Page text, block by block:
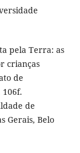
pela Terra: as
crianças
de
de
Gerais, Belo